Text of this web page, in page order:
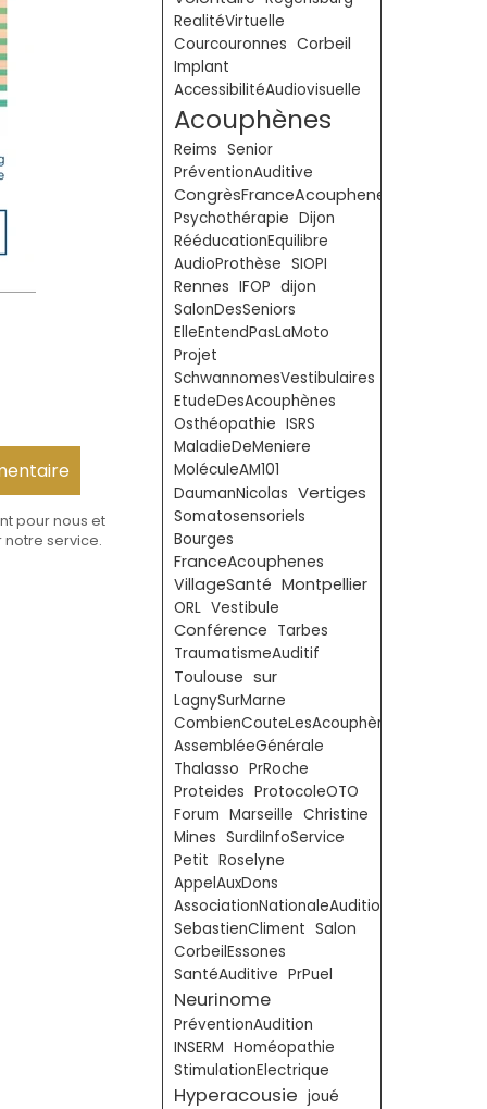
pour nous et
service.
RealitéVirtuelle
Courcouronnes Corbeil
Implant
AccessibilitéAudiovisuelle
Acouphènes
Reims Senior
PréventionAuditive
CongrèsFranceAcouphenes
Psychothérapie Dijon
RééducationEquilibre
AudioProthèse SIOPI
Rennes IFOP dijon
SalonDesSeniors
ElleEntendPasLaMoto
Projet
SchwannomesVestibulaires
EtudeDesAcouphènes
Osthéopathie ISRS
MaladieDeMeniere
MoléculeAM101
DaumanNicolas Vertiges
Somatosensoriels
Bourges
FranceAcouphenes
VillageSanté Montpellier
ORL Vestibule
Conférence Tarbes
TraumatismeAuditif
Toulouse sur
LagnySurMarne
CombienCouteLesAcouphènes
AssembléeGénérale
Thalasso PrRoche
Proteides ProtocoleOTO
Forum Marseille Christine
Mines SurdiInfoService
Petit Roselyne
AppelAuxDons
AssociationNationaleAudition
SebastienCliment Salon
CorbeilEssones
SantéAuditive PrPuel
Neurinome
PréventionAudition
INSERM Homéopathie
StimulationElectrique
Hyperacousie joué